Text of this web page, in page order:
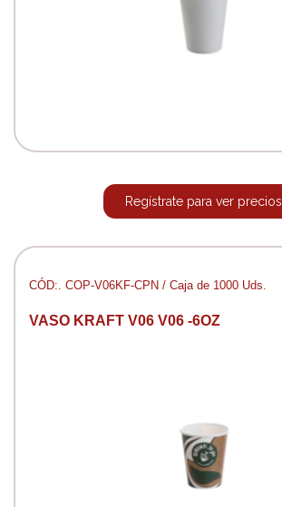
Regístrate para ver precios
CÓD:. COP-V06KF-CPN / Caja de 1000 Uds.
VASO KRAFT V06 V06 -6OZ